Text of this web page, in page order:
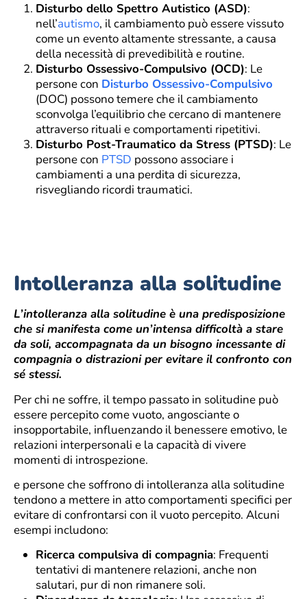
Disturbo dello Spettro Autistico (ASD):
nell’autismo, il cambiamento può essere vissuto
come un evento altamente stressante, a causa
della necessità di prevedibilità e routine.
Disturbo Ossessivo-Compulsivo (OCD): Le
persone con Disturbo Ossessivo-Compulsivo
(DOC) possono temere che il cambiamento
sconvolga l’equilibrio che cercano di mantenere
attraverso rituali e comportamenti ripetitivi.
Disturbo Post-Traumatico da Stress (PTSD): Le
persone con PTSD possono associare i
cambiamenti a una perdita di sicurezza,
risvegliando ricordi traumatici.
Intolleranza alla solitudine
L’intolleranza alla solitudine è una predisposizione
che si manifesta come un’intensa difficoltà a stare
da soli, accompagnata da un bisogno incessante di
compagnia o distrazioni per evitare il confronto con
sé stessi.
Per chi ne soffre, il tempo passato in solitudine può
essere percepito come vuoto, angosciante o
insopportabile, influenzando il benessere emotivo, le
relazioni interpersonali e la capacità di vivere
momenti di introspezione.
e persone che soffrono di intolleranza alla solitudine
tendono a mettere in atto comportamenti specifici per
evitare di confrontarsi con il vuoto percepito. Alcuni
esempi includono:
Ricerca compulsiva di compagnia: Frequenti
tentativi di mantenere relazioni, anche non
salutari, pur di non rimanere soli.